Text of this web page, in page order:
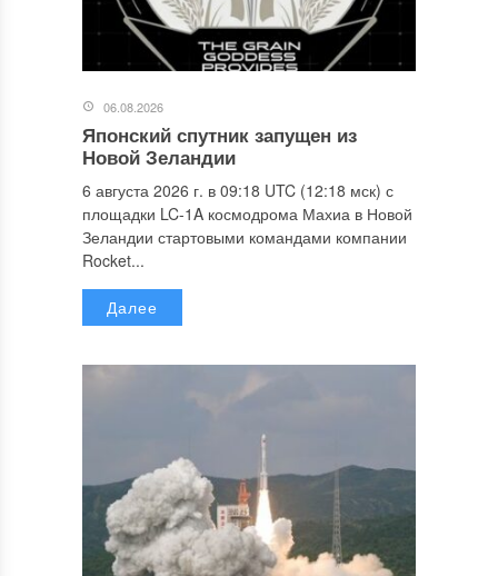
06.08.2026
Японский спутник запущен из
Новой Зеландии
6 августа 2026 г. в 09:18 UTC (12:18 мск) с
площадки LC-1A космодрома Махиа в Новой
Зеландии стартовыми командами компании
Rocket...
Далее